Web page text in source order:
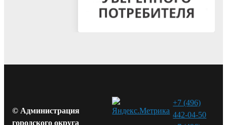
© Администрация
городского округа
+7 (496)
442-04-50